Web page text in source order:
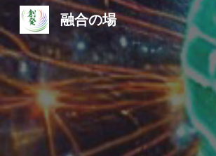
融合の場